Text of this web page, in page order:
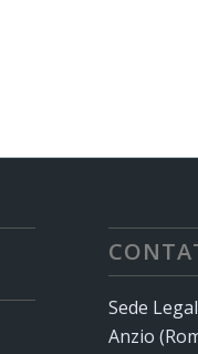
Sede
Anzio